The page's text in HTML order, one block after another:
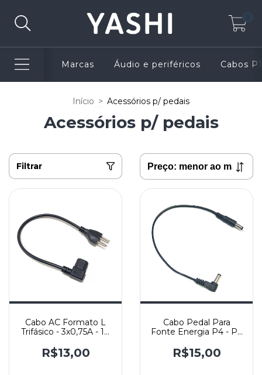
Marcas Áudio e periféricos Cabos
Início > Acessórios p/ pedais
Acessórios p/ pedais
Filtrar
Cabo AC Formato L
Trifásico - 3x0,75A - 10
R$13,00
Cabo Pedal Para
Fonte Energia P4 - P4
R$15,00